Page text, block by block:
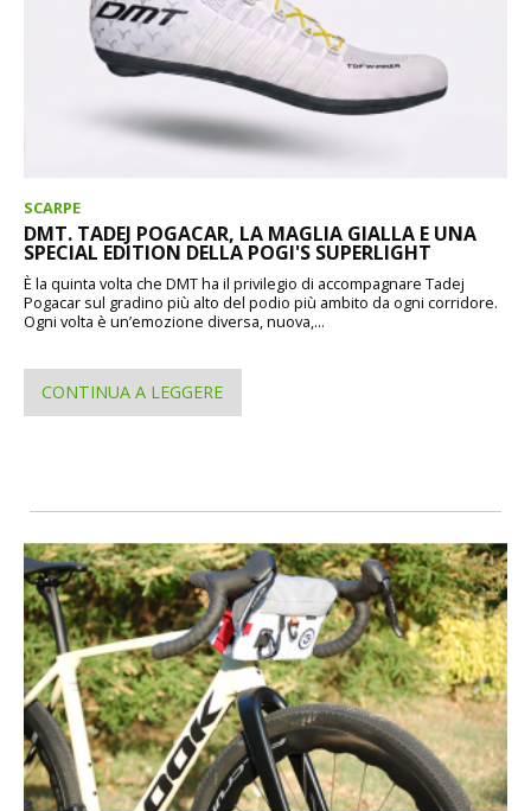
SCARPE
DMT. TADEJ POGACAR, LA MAGLIA GIALLA E UNA
SPECIAL EDITION DELLA POGI'S SUPERLIGHT
È la quinta volta che DMT ha il privilegio di accompagnare Tadej
Pogacar sul gradino più alto del podio più ambito da ogni corridore.
Ogni volta è un’emozione diversa, nuova,...
CONTINUA A LEGGERE